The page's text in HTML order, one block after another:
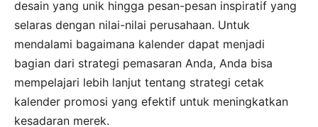
desain yang unik hingga pesan-pesan inspiratif yang
selaras dengan nilai-nilai perusahaan. Untuk
mendalami bagaimana kalender dapat menjadi
bagian dari strategi pemasaran Anda, Anda bisa
mempelajari lebih lanjut tentang strategi cetak
kalender promosi yang efektif untuk meningkatkan
kesadaran merek.